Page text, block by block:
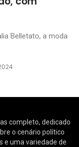
Belletato, a moda
completo, dedicado
o cenário político
e uma variedade de